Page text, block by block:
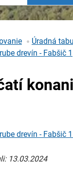
Úradná
drevín - Fabšič 1
drevín - Fabšič 1
13.03.2024